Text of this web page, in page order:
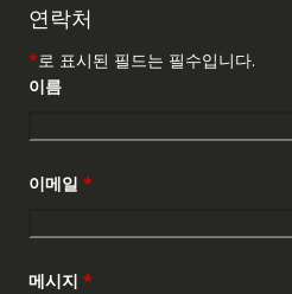
연락처
*로 표시된 필드는 필수입니다.
이름
이메일 *
메시지 *